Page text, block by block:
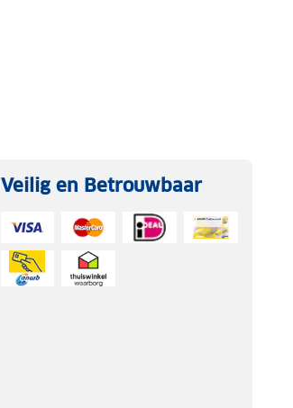
Veilig en Betrouwbaar